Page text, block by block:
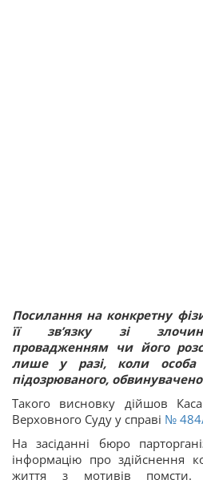
Посилання на конкретну
її звʼязку зі
провадженням чи його
лише у разі, коли особа
підозрюваного,
Такого висновку дійшов
Верховного Суду у справі №
На засіданні бюро
інформацію про здійснення
життя з мотивів помсти.